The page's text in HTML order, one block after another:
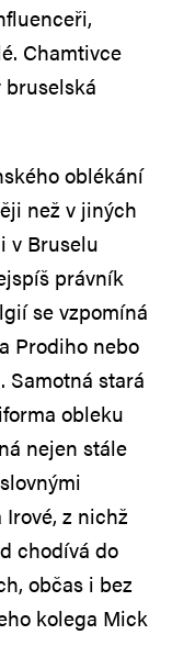
Chamtivce
oblékání
než v jiných
v Bruselu
právník
se vzpomíná
Prodiho nebo
Samotná stará
obleku
nejen stále
z nichž
chodívá do
občas i bez
kolega Mick